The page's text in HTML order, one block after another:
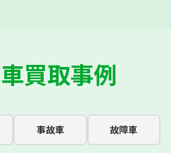
車買取事例
事故車 故障車